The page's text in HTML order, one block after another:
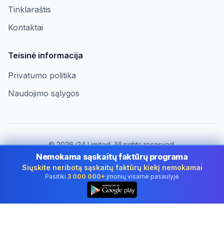
Tinklaraštis
Kontaktai
Teisinė informacija
Privatumo politika
Naudojimo sąlygos
©2026i24 Limited. All rights reserved.
Įmonėms Lithuania
Keisti šalį:
Lithuania
Nemokama sąskaitų faktūrų programa
Siųskite neribotą sąskaitų faktūrų kiekį nemokamai
Pasitiki 3 000 000+ įmonių visame pasaulyje
👆